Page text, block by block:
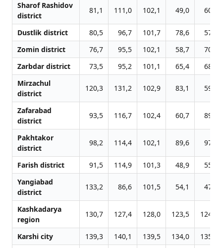
Sharof Rashidov
district
81,1 111,0 102,1 49,0 60,1
Dustlik district 80,5 96,7 101,7 78,6
57,7
Zomin district
76,7 95,5 102,1 58,7
70,4
Zarbdar district
73,5 95,2 101,1 65,4
68,1
Mirzachul
district
120,3 131,2 102,9 83,1 59,8
Zafarabad
district
93,5 116,7 102,4 60,7 89,9
Pakhtakor
district
98,2 114,4 102,1 89,6 97,7
Farish district 91,5 114,9 101,3 48,9
55,6
Yangiabad
district
133,2 86,6 101,5 54,1 47,5
Kashkadarya
region
130,7 127,4 128,0 123,5 124,4
Karshi city 139,3 140,1 139,5 134,0
135,2